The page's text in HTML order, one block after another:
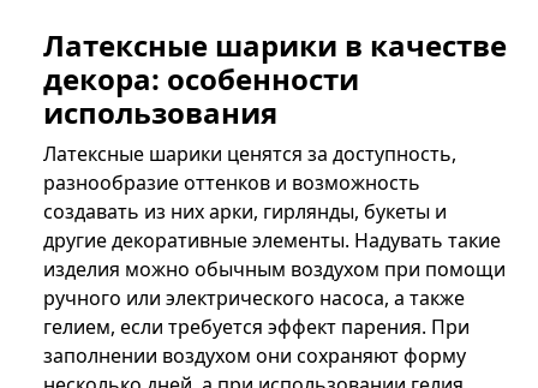
Латексные шарики в качестве
декора: особенности
использования
Латексные шарики ценятся за доступность,
разнообразие оттенков и возможность
создавать из них арки, гирлянды, букеты и
другие декоративные элементы. Надувать такие
изделия можно обычным воздухом при помощи
ручного или электрического насоса, а также
гелием, если требуется эффект парения. При
заполнении воздухом они сохраняют форму